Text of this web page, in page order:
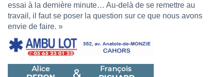
essai à la dernière minute… Au-delà de se remettre au
travail, il faut se poser la question sur ce que nous avons
envie de faire. »